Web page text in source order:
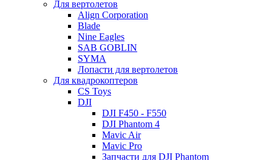
Для вертолетов
Align Corporation
Blade
Nine Eagles
SAB GOBLIN
SYMA
Лопасти для вертолетов
Для квадрокоптеров
CS Toys
DJI
DJI F450 - F550
DJI Phantom 4
Mavic Air
Mavic Pro
Запчасти для DJI Phantom